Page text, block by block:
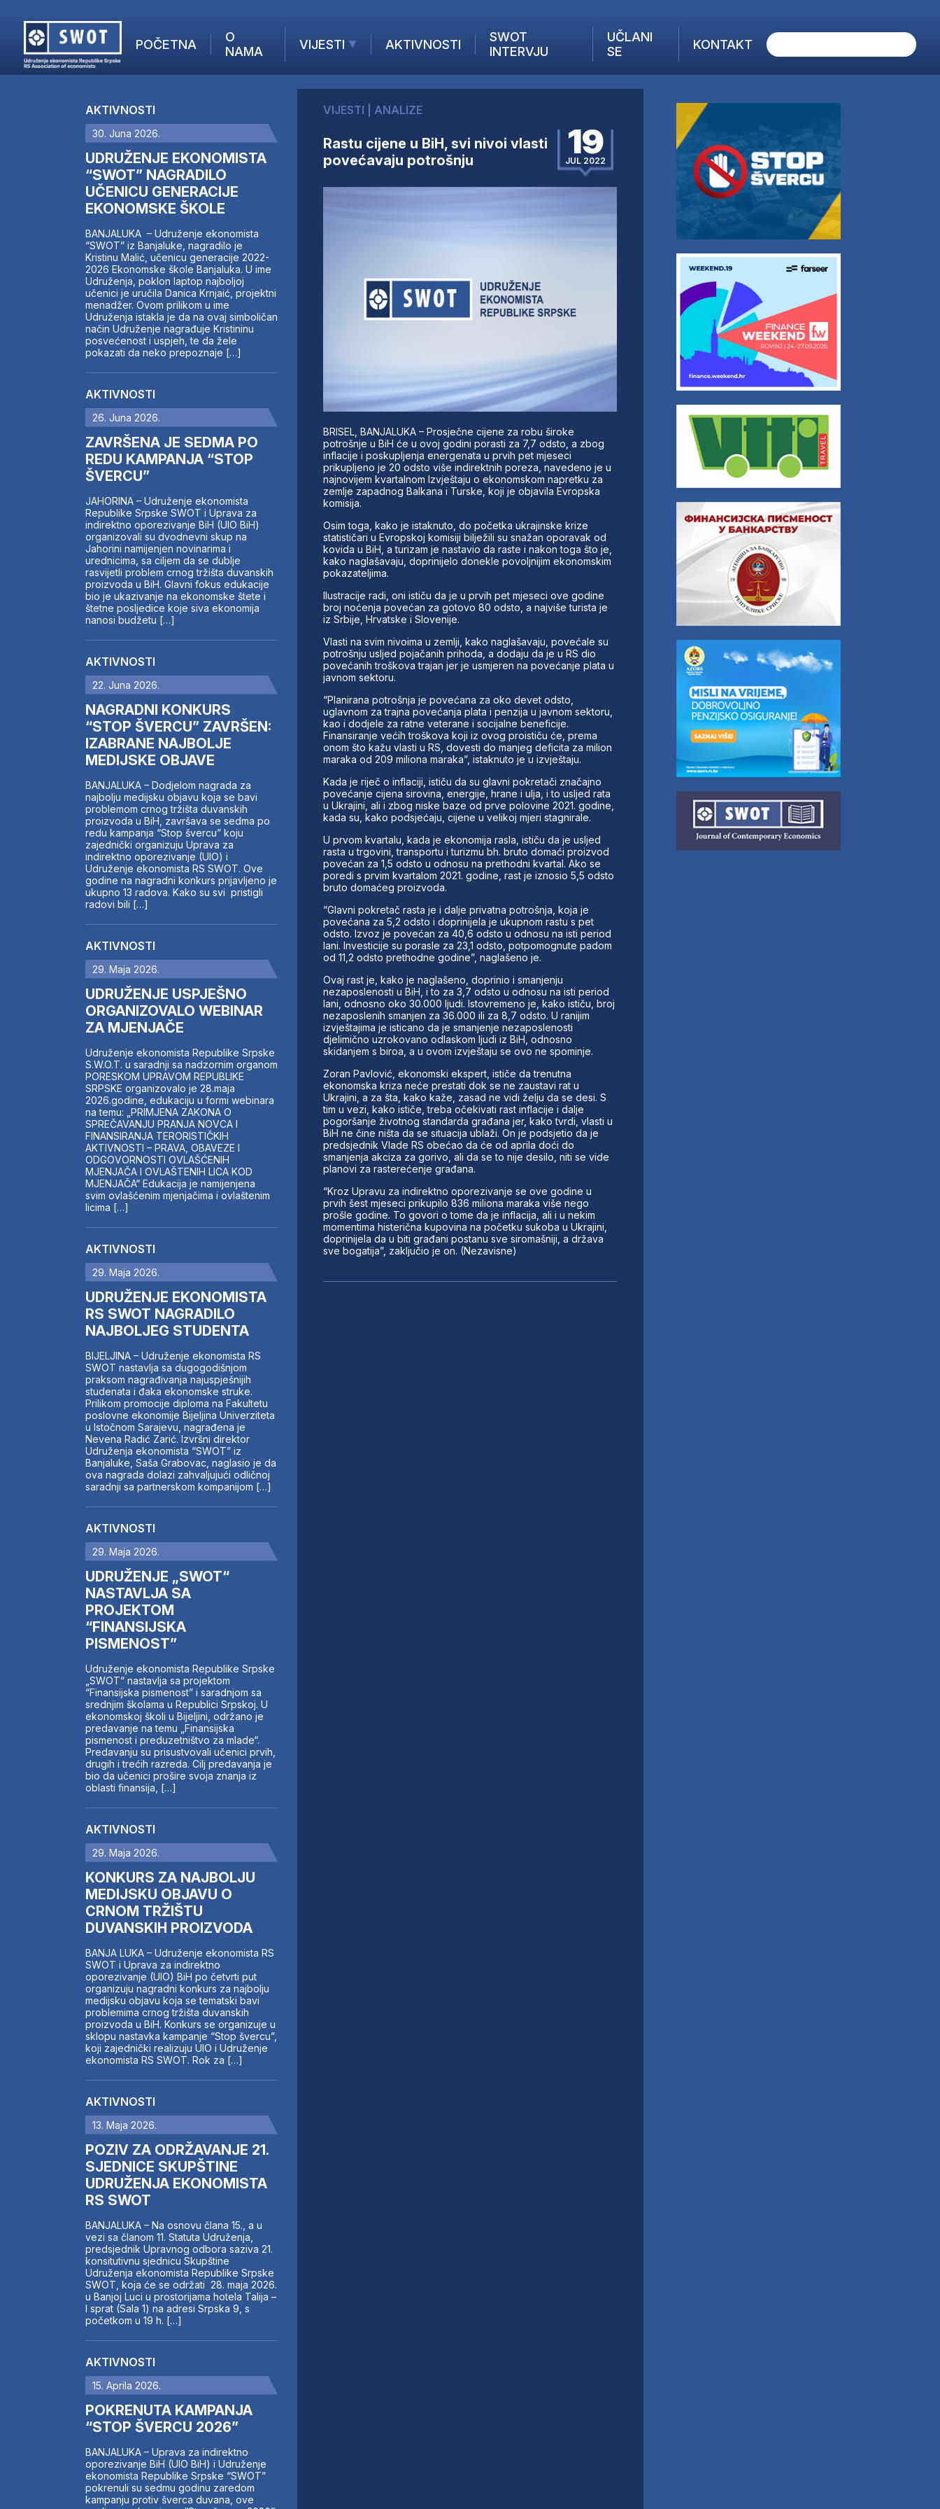
POČETNA
O
NAMA
VIJESTI
AKTUELNO
KOMPANIJE
FINANSIJE
IZ STRANIH MEDIJA
AKTIVNOSTI
SWOT
INTERVJU
UČLANI
SE
KONTAKT
AKTUELNO
ANALIZE
KOMPANIJE
FINANSIJE
IZ STRANIH MEDIJA
AKTIVNOSTI
SWOT INTERVJU
UČLANI SE
KONTAKT
AKTIVNOSTI
30. Juna 2026.
UDRUŽENJE EKONOMISTA
“SWOT” NAGRADILO
UČENICU GENERACIJE
EKONOMSKE ŠKOLE
BANJALUKA – Udruženje ekonomista
“SWOT” iz Banjaluke, nagradilo je
Kristinu Malić, učenicu generacije 2022-
2026 Ekonomske škole Banjaluka. U ime
Udruženja, poklon laptop najboljoj
učenici je uručila Danica Krnjaić, projektni
menadžer. Ovom prilikom u ime
Udruženja istakla je da na ovaj simboličan
način Udruženje nagrađuje Kristininu
posvećenost i uspjeh, te da žele
pokazati da neko prepoznaje […]
AKTIVNOSTI
26. Juna 2026.
ZAVRŠENA JE SEDMA PO
REDU KAMPANJA “STOP
ŠVERCU”
JAHORINA – Udruženje ekonomista
Republike Srpske SWOT i Uprava za
indirektno oporezivanje BiH (UIO BiH)
organizovali su dvodnevni skup na
Jahorini namijenjen novinarima i
urednicima, sa ciljem da se dublje
rasvijetli problem crnog tržišta duvanskih
proizvoda u BiH. Glavni fokus edukacije
bio je ukazivanje na ekonomske štete i
štetne posljedice koje siva ekonomija
nanosi budžetu […]
AKTIVNOSTI
22. Juna 2026.
NAGRADNI KONKURS
“STOP ŠVERCU” ZAVRŠEN:
IZABRANE NAJBOLJE
MEDIJSKE OBJAVE
BANJALUKA – Dodjelom nagrada za
najbolju medijsku objavu koja se bavi
problemom crnog tržišta duvanskih
proizvoda u BiH, završava se sedma po
redu kampanja “Stop švercu” koju
zajednički organizuju Uprava za
indirektno oporezivanje (UIO) i
Udruženje ekonomista RS SWOT. Ove
godine na nagradni konkurs prijavljeno je
ukupno 13 radova. Kako su svi pristigli
radovi bili […]
AKTIVNOSTI
29. Maja 2026.
UDRUŽENJE USPJEŠNO
ORGANIZOVALO WEBINAR
ZA MJENJAČE
Udruženje ekonomista Republike Srpske
S.W.O.T. u saradnji sa nadzornim organom
PORESKOM UPRAVOM REPUBLIKE
SRPSKE organizovalo je 28.maja
2026.godine, edukaciju u formi webinara
na temu: „PRIMJENA ZAKONA O
SPREČAVANJU PRANJA NOVCA I
FINANSIRANJA TERORISTIČKIH
AKTIVNOSTI – PRAVA, OBAVEZE I
ODGOVORNOSTI OVLAŠĆENIH
MJENJAČA I OVLAŠTENIH LICA KOD
MJENJAČA“ Edukacija je namijenjena
svim ovlašćenim mjenjačima i ovlaštenim
licima […]
AKTIVNOSTI
29. Maja 2026.
UDRUŽENJE EKONOMISTA
RS SWOT NAGRADILO
NAJBOLJEG STUDENTA
BIJELJINA – Udruženje ekonomista RS
SWOT nastavlja sa dugogodišnjom
praksom nagrađivanja najuspješnijih
studenata i đaka ekonomske struke.
Prilikom promocije diploma na Fakultetu
poslovne ekonomije Bijeljina Univerziteta
u Istočnom Sarajevu, nagrađena je
Nevena Radić Zarić. Izvršni direktor
Udruženja ekonomista “SWOT” iz
Banjaluke, Saša Grabovac, naglasio je da
ova nagrada dolazi zahvaljujući odličnoj
saradnji sa partnerskom kompanijom […]
AKTIVNOSTI
29. Maja 2026.
UDRUŽENJE „SWOT“
NASTAVLJA SA
PROJEKTOM
“FINANSIJSKA
PISMENOST”
Udruženje ekonomista Republike Srpske
„SWOT“ nastavlja sa projektom
“Finansijska pismenost” i saradnjom sa
srednjim školama u Republici Srpskoj. U
ekonomskoj školi u Bijeljini, održano je
predavanje na temu „Finansijska
pismenost i preduzetništvo za mlade“.
Predavanju su prisustvovali učenici prvih,
drugih i trećih razreda. Cilj predavanja je
bio da učenici prošire svoja znanja iz
oblasti finansija, […]
AKTIVNOSTI
29. Maja 2026.
KONKURS ZA NAJBOLJU
MEDIJSKU OBJAVU O
CRNOM TRŽIŠTU
DUVANSKIH PROIZVODA
BANJA LUKA – Udruženje ekonomista RS
SWOT i Uprava za indirektno
oporezivanje (UIO) BiH po četvrti put
organizuju nagradni konkurs za najbolju
medijsku objavu koja se tematski bavi
problemima crnog tržišta duvanskih
proizvoda u BiH. Konkurs se organizuje u
sklopu nastavka kampanje “Stop švercu”,
koji zajednički realizuju UIO i Udruženje
ekonomista RS SWOT. Rok za […]
AKTIVNOSTI
13. Maja 2026.
POZIV ZA ODRŽAVANJE 21.
SJEDNICE SKUPŠTINE
UDRUŽENJA EKONOMISTA
RS SWOT
BANJALUKA – Na osnovu člana 15., a u
vezi sa članom 11. Statuta Udruženja,
predsjednik Upravnog odbora saziva 21.
konsitutivnu sjednicu Skupštine
Udruženja ekonomista Republike Srpske
SWOT, koja će se održati 28. maja 2026.
u Banjoj Luci u prostorijama hotela Talija –
I sprat (Sala 1) na adresi Srpska 9, s
početkom u 19 h. […]
AKTIVNOSTI
15. Aprila 2026.
POKRENUTA KAMPANJA
“STOP ŠVERCU 2026”
BANJALUKA – Uprava za indirektno
oporezivanje BiH (UIO BiH) i Udruženje
ekonomista Republike Srpske “SWOT”
pokrenuli su sedmu godinu zaredom
kampanju protiv šverca duvana, ove
VIJESTI ANALIZE
Rastu cijene u BiH, svi nivoi vlasti
povećavaju potrošnju
19
JUL 2022
BRISEL, BANJALUKA – Prosječne cijene za robu široke
potrošnje u BiH će u ovoj godini porasti za 7,7 odsto, a zbog
inflacije i poskupljenja energenata u prvih pet mjeseci
prikupljeno je 20 odsto više indirektnih poreza, navedeno je u
najnovijem kvartalnom Izvještaju o ekonomskom napretku za
zemlje zapadnog Balkana i Turske, koji je objavila Evropska
komisija.
Osim toga, kako je istaknuto, do početka ukrajinske krize
statističari u Evropskoj komisiji bilježili su snažan oporavak od
kovida u BiH, a turizam je nastavio da raste i nakon toga što je,
kako naglašavaju, doprinijelo donekle povoljnijim ekonomskim
pokazateljima.
Ilustracije radi, oni ističu da je u prvih pet mjeseci ove godine
broj noćenja povećan za gotovo 80 odsto, a najviše turista je
iz Srbije, Hrvatske i Slovenije.
Vlasti na svim nivoima u zemlji, kako naglašavaju, povećale su
potrošnju usljed pojačanih prihoda, a dodaju da je u RS dio
povećanih troškova trajan jer je usmjeren na povećanje plata u
javnom sektoru.
“Planirana potrošnja je povećana za oko devet odsto,
uglavnom za trajna povećanja plata i penzija u javnom sektoru,
kao i dodjele za ratne veterane i socijalne beneficije.
Finansiranje većih troškova koji iz ovog proističu će, prema
onom što kažu vlasti u RS, dovesti do manjeg deficita za milion
maraka od 209 miliona maraka”, istaknuto je u izvještaju.
Kada je riječ o inflaciji, ističu da su glavni pokretači značajno
povećanje cijena sirovina, energije, hrane i ulja, i to usljed rata
u Ukrajini, ali i zbog niske baze od prve polovine 2021. godine,
kada su, kako podsjećaju, cijene u velikoj mjeri stagnirale.
U prvom kvartalu, kada je ekonomija rasla, ističu da je usljed
rasta u trgovini, transportu i turizmu bh. bruto domaći proizvod
povećan za 1,5 odsto u odnosu na prethodni kvartal. Ako se
poredi s prvim kvartalom 2021. godine, rast je iznosio 5,5 odsto
bruto domaćeg proizvoda.
“Glavni pokretač rasta je i dalje privatna potrošnja, koja je
povećana za 5,2 odsto i doprinijela je ukupnom rastu s pet
odsto. Izvoz je povećan za 40,6 odsto u odnosu na isti period
lani. Investicije su porasle za 23,1 odsto, potpomognute padom
od 11,2 odsto prethodne godine”, naglašeno je.
Ovaj rast je, kako je naglašeno, doprinio i smanjenju
nezaposlenosti u BiH, i to za 3,7 odsto u odnosu na isti period
lani, odnosno oko 30.000 ljudi. Istovremeno je, kako ističu, broj
nezaposlenih smanjen za 36.000 ili za 8,7 odsto. U ranijim
izvještajima je isticano da je smanjenje nezaposlenosti
djelimično uzrokovano odlaskom ljudi iz BiH, odnosno
skidanjem s biroa, a u ovom izvještaju se ovo ne spominje.
Zoran Pavlović, ekonomski ekspert, ističe da trenutna
ekonomska kriza neće prestati dok se ne zaustavi rat u
Ukrajini, a za šta, kako kaže, zasad ne vidi želju da se desi. S
tim u vezi, kako ističe, treba očekivati rast inflacije i dalje
pogoršanje životnog standarda građana jer, kako tvrdi, vlasti u
BiH ne čine ništa da se situacija ublaži. On je podsjetio da je
predsjednik Vlade RS obećao da će od aprila doći do
smanjenja akciza za gorivo, ali da se to nije desilo, niti se vide
planovi za rasterećenje građana.
“Kroz Upravu za indirektno oporezivanje se ove godine u
prvih šest mjeseci prikupilo 836 miliona maraka više nego
prošle godine. To govori o tome da je inflacija, ali i u nekim
momentima histerična kupovina na početku sukoba u Ukrajini,
doprinijela da u biti građani postanu sve siromašniji, a država
sve bogatija”, zaključio je on. (Nezavisne)